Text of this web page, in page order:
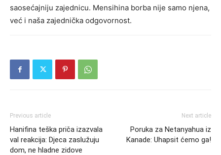
saosećajniju zajednicu. Mensihina borba nije samo njena,
već i naša zajednička odgovornost.
Previous article
Hanifina teška priča izazvala
val reakcija: Djeca zaslužuju
dom, ne hladne zidove
Next article
Poruka za Netanyahua iz
Kanade: Uhapsit ćemo ga!